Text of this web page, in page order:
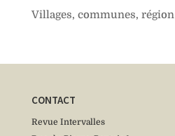
Villages, communes, région
CONTACT
Revue Intervalles